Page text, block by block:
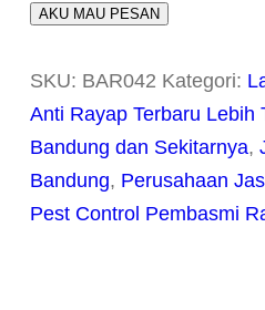
AKU MAU PESAN
SKU: BAR042 Kategori:
Anti Rayap Terbaru Lebih
Bandung dan Sekitarnya,
Bandung, Perusahaan
Pest Control Pembasmi